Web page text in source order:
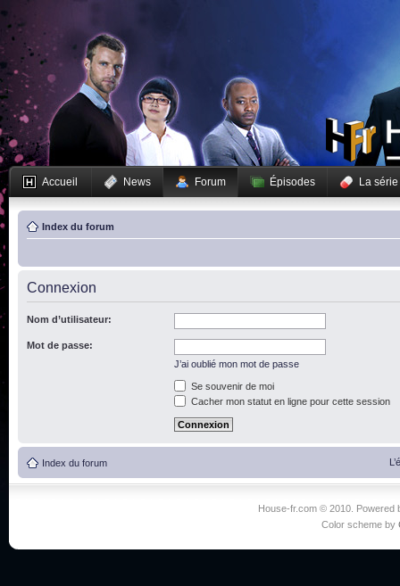
Accueil News Forum Épisodes La série
Index du forum
Connexion
Nom d’utilisateur:
Mot de passe:
J’ai oublié mon mot de passe
Se souvenir de moi
Cacher mon statut en ligne pour cette session
Index du forum
House-fr.com © 2010. Powered
Color scheme by